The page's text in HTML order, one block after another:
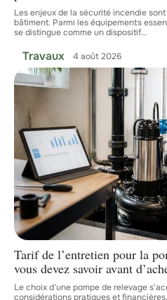
Les enjeux de la sécurité incendie
bâtiment. Parmi les équipements
se distingue comme un dispositif…
Travaux 4 août 2026
Tarif de l’entretien pour la
vous devez savoir avant
Le choix d'une pompe de relevage
considérations pratiques et